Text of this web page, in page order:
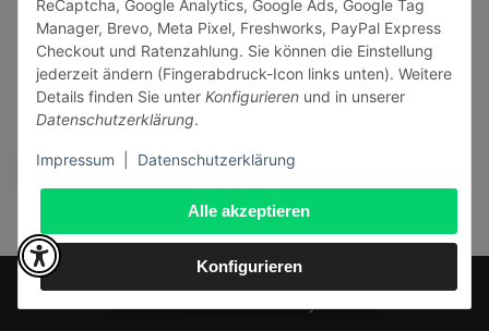
Alle akzeptieren
Konfigurieren
ReCaptcha, Google Analytics, Google Ads, Google Tag
Manager, Brevo, Meta Pixel, Freshworks, PayPal Express
Checkout und Ratenzahlung. Sie können die Einstellung
jederzeit ändern (Fingerabdruck-Icon links unten). Weitere
Details finden Sie unter Konfigurieren und in unserer
Datenschutzerklärung.
Impressum Datenschutzerklärung
Vertrag widerrufen
Sicher bezahlen via: